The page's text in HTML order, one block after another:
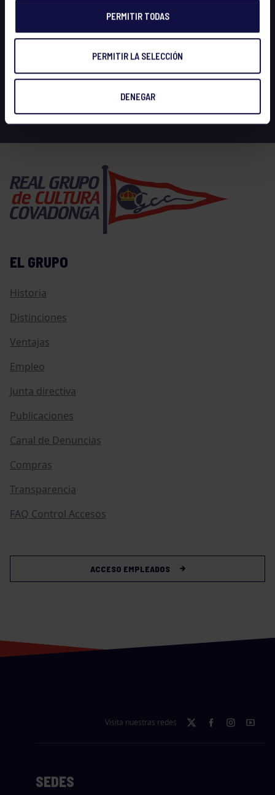
PERMITIR TODAS
PERMITIR LA SELECCIÓN
DENEGAR
EL GRUPO
Historia
Distinciones
Ventajas
Empleo
Junta directiva
Publicaciones
Canal de Denuncias
Compras
Transparencia
FAQ Control Accesos
ACCESO EMPLEADOS
Visita nuestras redes
SEDES